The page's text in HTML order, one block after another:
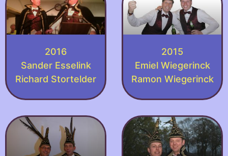
2016
Sander Esselink
Richard Stortelder
2015
Emiel Wiegerinck
Ramon Wiegerinck